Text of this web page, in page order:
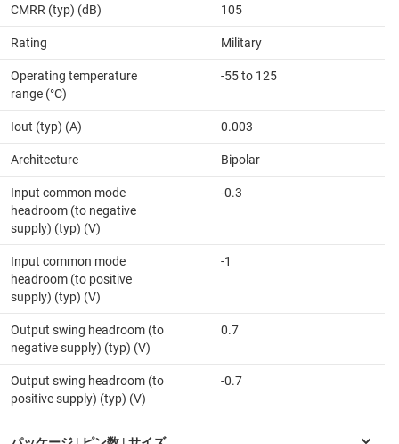
CMRR (typ) (dB) 105
Rating Military
Operating temperature
range (°C)
-55 to 125
Iout (typ) (A) 0.003
Architecture Bipolar
Input common mode
headroom (to negative
supply) (typ) (V)
-0.3
Input common mode
headroom (to positive
supply) (typ) (V)
-1
Output swing headroom (to
negative supply) (typ) (V)
0.7
Output swing headroom (to
positive supply) (typ) (V)
-0.7